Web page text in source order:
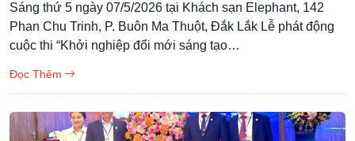
Sáng thứ 5 ngày 07/5/2026 tại Khách sạn Elephant, 142
Phan Chu Trinh, P. Buôn Ma Thuột, Đắk Lắk Lễ phát động
cuộc thi “Khởi nghiệp đổi mới sáng tạo…
Đọc Thêm